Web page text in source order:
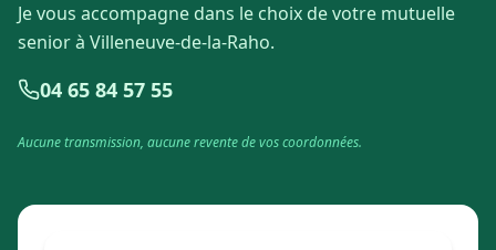
Je vous accompagne dans le choix de votre mutuelle
senior à Villeneuve-de-la-Raho.
04 65 84 57 55
Aucune transmission, aucune revente de vos coordonnées.